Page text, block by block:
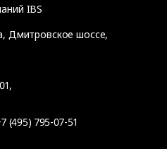
IBS
, Дмитровское шоссе,
(495) 795-07-51